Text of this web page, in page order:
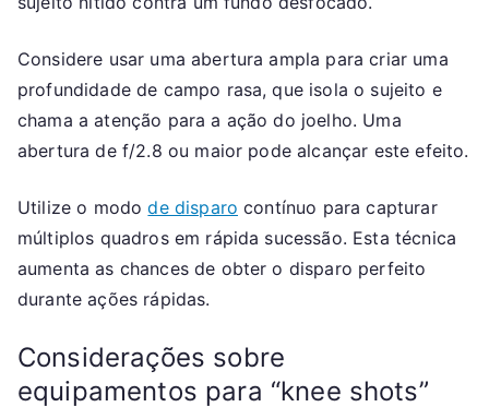
Considere usar uma abertura ampla para criar uma
profundidade de campo rasa, que isola o sujeito e
chama a atenção para a ação do joelho. Uma
abertura de f/2.8 ou maior pode alcançar este efeito.
Utilize o modode disparo contínuo para capturar
múltiplos quadros em rápida sucessão. Esta técnica
aumenta as chances de obter o disparo perfeito
durante ações rápidas.
Considerações sobre
equipamentos para “knee shots”